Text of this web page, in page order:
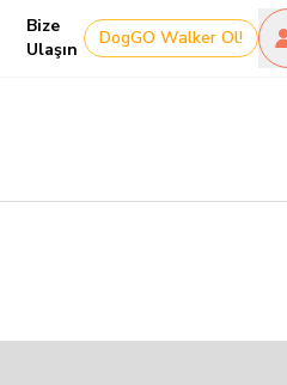
Bize
Ulaşın
DogGO Walker Ol!